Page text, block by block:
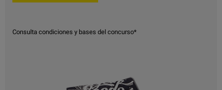
Consulta condiciones y bases del concurso*